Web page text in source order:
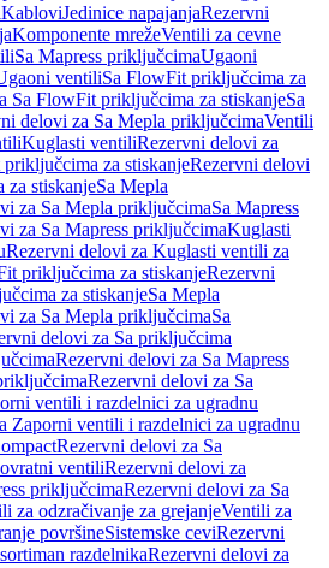
KabloviJedinice napajanjaRezervni
Komponente mrežeVentili za cevne
Sa Mapress priključcimaUgaoni
ventiliSa FlowFit priključcima za
Sa FlowFit priključcima za stiskanjeSa
delovi za Sa Mepla priključcimaVentili
Kuglasti ventiliRezervni delovi za
za stiskanjeRezervni delovi
za stiskanjeSa Mepla
za Sa Mepla priključcimaSa Mapress
za Sa Mapress priključcimaKuglasti
Rezervni delovi za Kuglasti ventili za
priključcima za stiskanjeRezervni
za stiskanjeSa Mepla
za Sa Mepla priključcimaSa
delovi za Sa priključcima
Rezervni delovi za Sa Mapress
Rezervni delovi za Sa
ventili i razdelnici za ugradnu
Zaporni ventili i razdelnici za ugradnu
Rezervni delovi za Sa
ventiliRezervni delovi za
priključcimaRezervni delovi za Sa
za odzračivanje za grejanjeVentili za
površineSistemske ceviRezervni
razdelnikaRezervni delovi za